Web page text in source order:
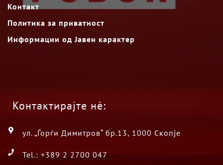
Контакт
Политика за приватност
Информации од Јавен карактер
Контактирајте нè:
ул. „Ѓорѓи Димитров“ бр.13, 1000 Скопје
Tel.: +389 2 2700 047